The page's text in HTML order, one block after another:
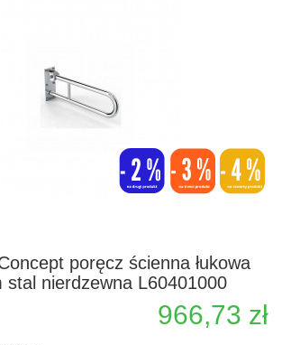
poręcz ścienna łukowa
stal nierdzewna L60401000
966,73 zł